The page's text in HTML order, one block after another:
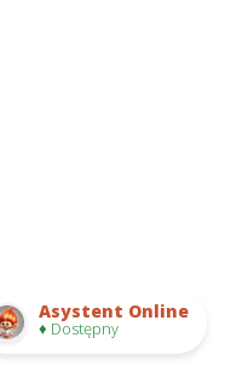
Asystent Online
♦ Dostępny